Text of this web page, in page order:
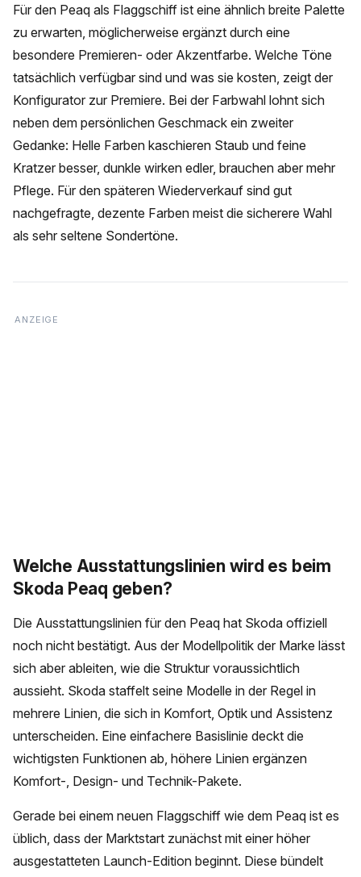
Für den Peaq als Flaggschiff ist eine ähnlich breite Palette
zu erwarten, möglicherweise ergänzt durch eine
besondere Premieren- oder Akzentfarbe. Welche Töne
tatsächlich verfügbar sind und was sie kosten, zeigt der
Konfigurator zur Premiere. Bei der Farbwahl lohnt sich
neben dem persönlichen Geschmack ein zweiter
Gedanke: Helle Farben kaschieren Staub und feine
Kratzer besser, dunkle wirken edler, brauchen aber mehr
Pflege. Für den späteren Wiederverkauf sind gut
nachgefragte, dezente Farben meist die sicherere Wahl
als sehr seltene Sondertöne.
Welche Ausstattungslinien wird es beim
Skoda Peaq geben?
Die Ausstattungslinien für den Peaq hat Skoda offiziell
noch nicht bestätigt. Aus der Modellpolitik der Marke lässt
sich aber ableiten, wie die Struktur voraussichtlich
aussieht. Skoda staffelt seine Modelle in der Regel in
mehrere Linien, die sich in Komfort, Optik und Assistenz
unterscheiden. Eine einfachere Basislinie deckt die
wichtigsten Funktionen ab, höhere Linien ergänzen
Komfort-, Design- und Technik-Pakete.
Gerade bei einem neuen Flaggschiff wie dem Peaq ist es
üblich, dass der Marktstart zunächst mit einer höher
ausgestatteten Launch-Edition beginnt. Diese bündelt